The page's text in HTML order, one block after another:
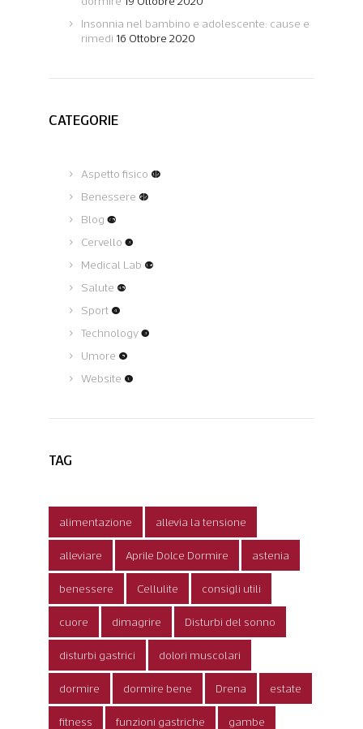
Insonnia nel bambino e adolescente: cause e
rimedi 16 Ottobre 2020
CATEGORIE
Aspetto fisico (12)
Benessere (62)
Blog (75)
Cervello (3)
Medical Lab (19)
Salute (45)
Sport(4)
Technology(3)
Umore (5)
Website (1)
TAG
alimentazione allevia la tensione
alleviare Aprile Dolce Dormire astenia
benessere Cellulite consigli utili
cuore dimagrire Disturbi del sonno
disturbi gastrici dolori muscolari
dormire dormire bene Drena estate
fitness funzioni gastriche gambe